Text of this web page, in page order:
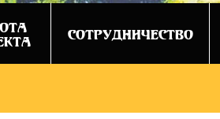
СОТРУДНИЧЕСТВО